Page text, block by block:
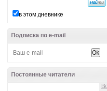
в этом дневнике
Подписка по e-mail
Постоянные читатели